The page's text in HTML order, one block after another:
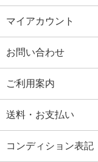
マイアカウント
お問い合わせ
ご利用案内
送料・お支払い
コンディション表記